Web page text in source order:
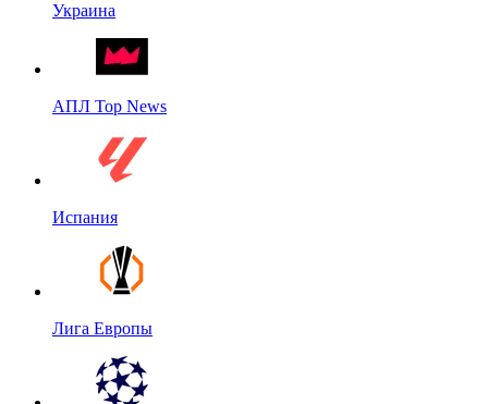
Украина
АПЛ Top News
Испания
Лига Европы